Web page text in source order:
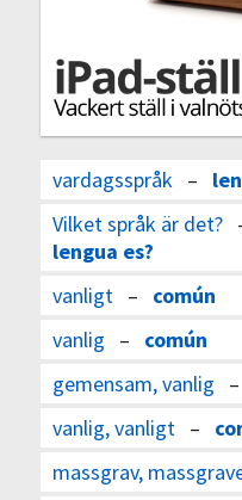
vardagsspråk–
Vilket språk är det?
lengua es?
vanligt– común
vanlig – común
gemensam, vanlig –
vanlig, vanligt–
massgrav,